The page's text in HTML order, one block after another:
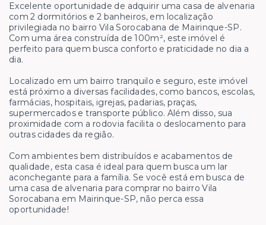
Excelente oportunidade de adquirir uma casa de alvenaria
com 2 dormitórios e 2 banheiros, em localização
privilegiada no bairro Vila Sorocabana de Mairinque-SP.
Com uma área construída de 100m², este imóvel é
perfeito para quem busca conforto e praticidade no dia a
dia.
Localizado em um bairro tranquilo e seguro, este imóvel
está próximo a diversas facilidades, como bancos, escolas,
farmácias, hospitais, igrejas, padarias, praças,
supermercados e transporte público. Além disso, sua
proximidade com a rodovia facilita o deslocamento para
outras cidades da região.
Com ambientes bem distribuídos e acabamentos de
qualidade, esta casa é ideal para quem busca um lar
aconchegante para a família. Se você está em busca de
uma casa de alvenaria para comprar no bairro Vila
Sorocabana em Mairinque-SP, não perca essa
oportunidade!